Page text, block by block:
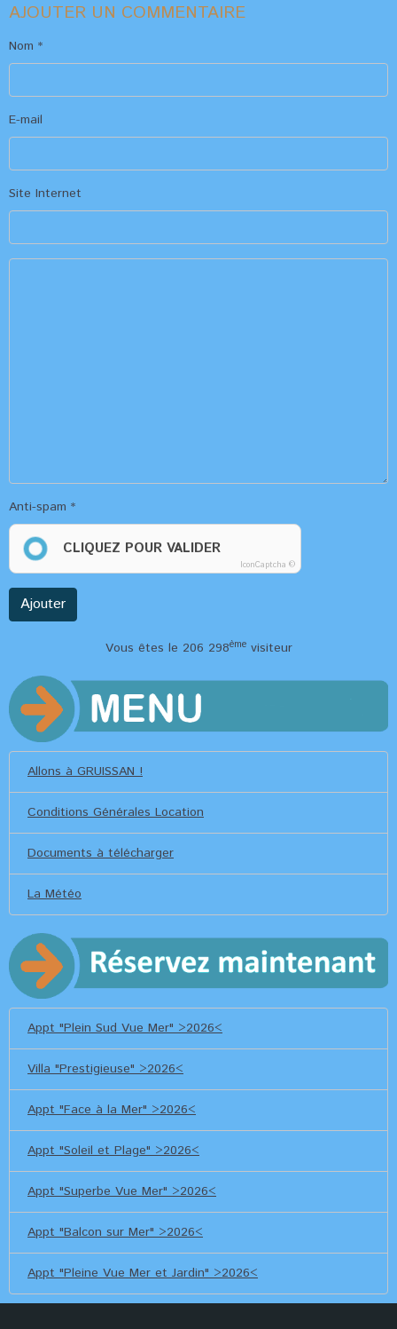
AJOUTER UN COMMENTAIRE
Nom
E-mail
Site Internet
Anti-spam
CLIQUEZ POUR VALIDER
IconCaptcha ©
Ajouter
Vous êtes le 206 298èmevisiteur
Allons à GRUISSAN !
Conditions Générales Location
Documents à télécharger
La Météo
Appt "Plein Sud Vue Mer" >2026<
Villa "Prestigieuse" >2026<
Appt "Face à la Mer" >2026<
Appt "Soleil et Plage" >2026<
Appt "Superbe Vue Mer" >2026<
Appt "Balcon sur Mer" >2026<
Appt "Pleine Vue Mer et Jardin" >2026<